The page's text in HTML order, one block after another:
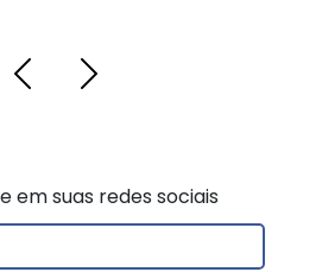
em suas redes sociais